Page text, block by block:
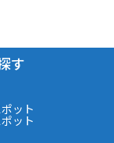
す
ット
ット